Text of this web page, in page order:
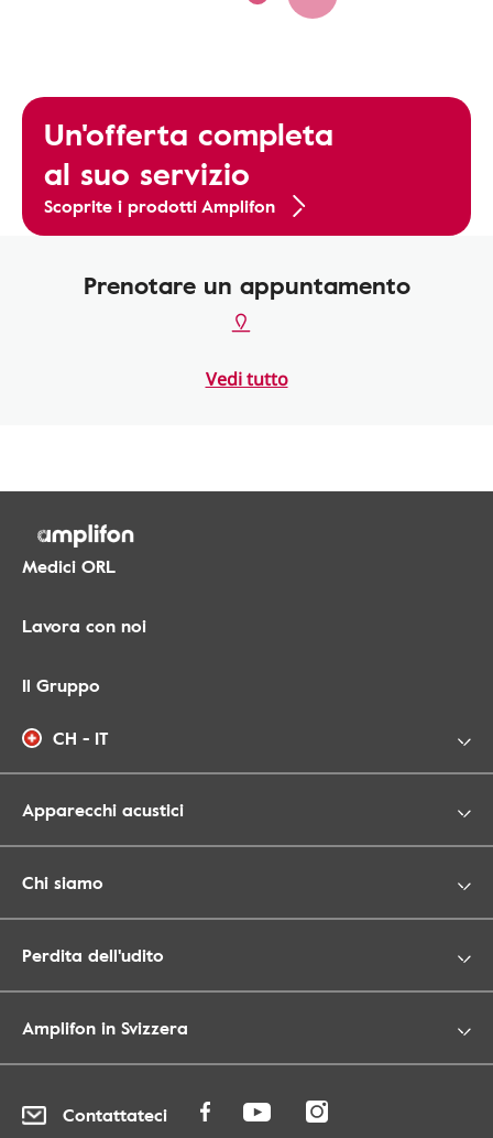
Un'offerta completa
al suo servizio
Scoprite i prodotti Amplifon
Prenotare un appuntamento
Vedi tutto
Medici ORL
Lavora con noi
Il Gruppo
CH - IT
Apparecchi acustici
Chi siamo
Perdita dell'udito
Amplifon in Svizzera
Contattateci